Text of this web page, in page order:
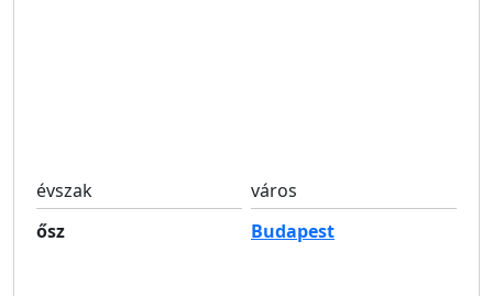
évszak
ősz
város
Budapest